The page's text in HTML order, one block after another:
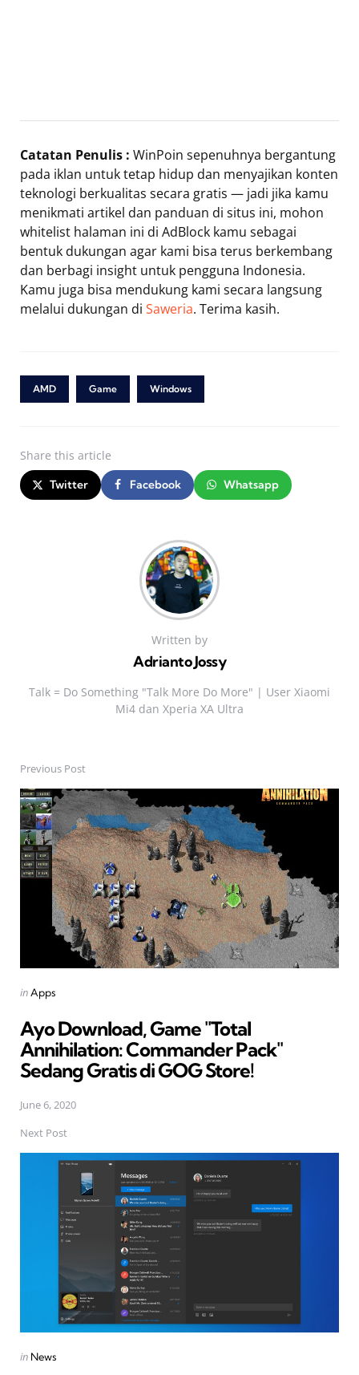
Catatan Penulis : WinPoin sepenuhnya bergantung
pada iklan untuk tetap hidup dan menyajikan konten
teknologi berkualitas secara gratis — jadi jika kamu
menikmati artikel dan panduan di situs ini, mohon
whitelist halaman ini di AdBlock kamu sebagai
bentuk dukungan agar kami bisa terus berkembang
dan berbagi insight untuk pengguna Indonesia.
Kamu juga bisa mendukung kami secara langsung
melalui dukungan di Saweria. Terima kasih.
AMD Game Windows
Share this article
Twitter Facebook Whatsapp
Written by
Adrianto Jossy
Talk = Do Something "Talk More Do More" | User Xiaomi
Mi4 dan Xperia XA Ultra
Post
navigation
Previous Post
Posted
inApps
Ayo Download, Game "Total
Annihilation: Commander Pack"
Sedang Gratis di GOG Store!
June 6, 2020
Next Post
Posted
in News